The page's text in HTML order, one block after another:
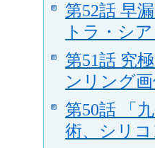
第52話 早
トラ・シ
第51話 究
ンリング
第50話 「
術、シリ